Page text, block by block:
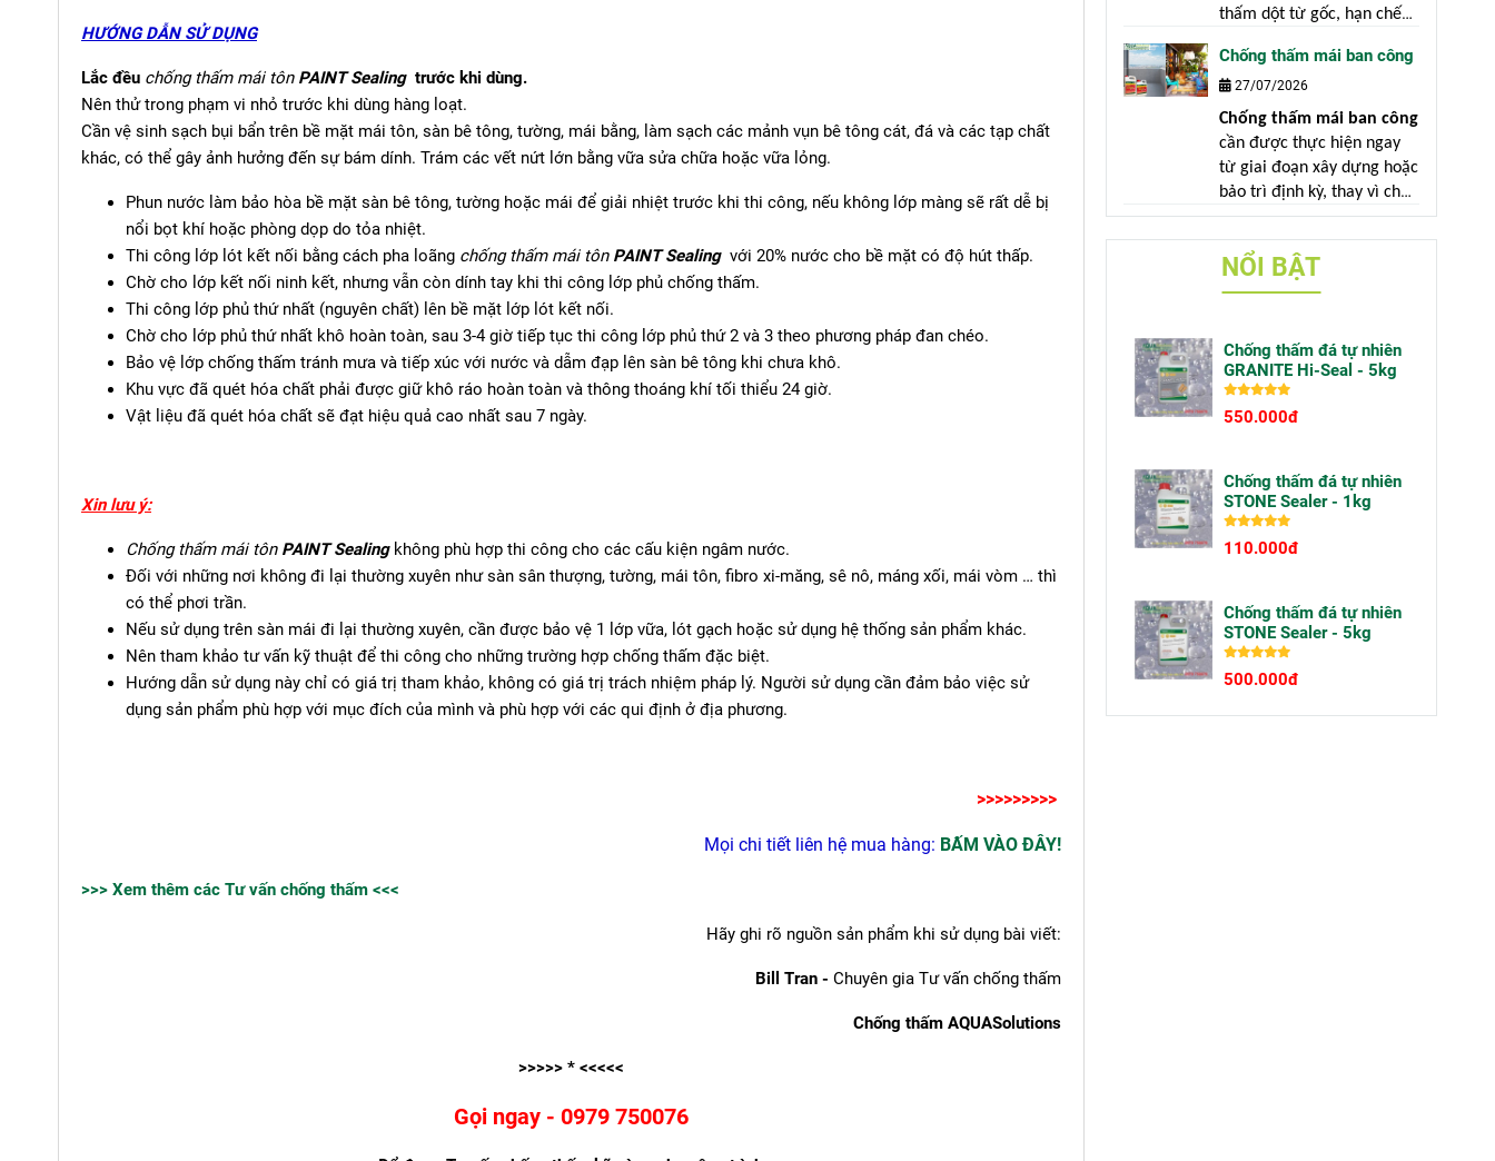
HƯỚNG DẪN SỬ DỤNG
Lắc đều chống thấm mái tôn PAINT Sealing trước khi dùng.
Nên thử trong phạm vi nhỏ trước khi dùng hàng loạt.
Cần vệ sinh sạch bụi bẩn trên bề mặt mái tôn, sàn bê tông, tường, mái bằng, làm sạch các mảnh vụn bê tông cát, đá và các tạp chất
khác, có thể gây ảnh hưởng đến sự bám dính. Trám các vết nứt lớn bằng vữa sửa chữa hoặc vữa lỏng.
Phun nước làm bảo hòa bề mặt sàn bê tông, tường hoặc mái để giải nhiệt trước khi thi công, nếu không lớp màng sẽ rất dễ bị
nổi bọt khí hoặc phòng dọp do tỏa nhiệt.
Thi công lớp lót kết nối bằng cách pha loãng chống thấm mái tôn PAINT Sealingvới 20% nước cho bề mặt có độ hút thấp.
Chờ cho lớp kết nối ninh kết, nhưng vẫn còn dính tay khi thi công lớp phủ chống thấm.
Thi công lớp phủ thứ nhất (nguyên chất) lên bề mặt lớp lót kết nối.
Chờ cho lớp phủ thứ nhất khô hoàn toàn, sau 3-4 giờ tiếp tục thi công lớp phủ thứ 2 và 3 theo phương pháp đan chéo.
Bảo vệ lớp chống thấm tránh mưa và tiếp xúc với nước và dẫm đạp lên sàn bê tông khi chưa khô.
Khu vực đã quét hóa chất phải được giữ khô ráo hoàn toàn và thông thoáng khí tối thiểu 24 giờ.
Vật liệu đã quét hóa chất sẽ đạt hiệu quả cao nhất sau 7 ngày.
Xin lưu ý:
Chống thấm mái tôn PAINT Sealingkhông phù hợp thi công cho các cấu kiện ngâm nước.
Đối với những nơi không đi lại thường xuyên như sàn sân thượng, tường, mái tôn, fibro xi-măng, sê nô, máng xối, mái vòm … thì
có thể phơi trần.
Nếu sử dụng trên sàn mái đi lại thường xuyên, cần được bảo vệ 1 lớp vữa, lót gạch hoặc sử dụng hệ thống sản phẩm khác.
Nên tham khảo tư vấn kỹ thuật để thi công cho những trường hợp chống thấm đặc biệt.
Hướng dẫn sử dụng này chỉ có giá trị tham khảo, không có giá trị trách nhiệm pháp lý. Người sử dụng cần đảm bảo việc sử
dụng sản phẩm phù hợp với mục đích của mình và phù hợp với các qui định ở địa phương.
>>>>>>>>>
Mọi chi tiết liên hệ mua hàng: BẤM VÀO ĐÂY!
>>> Xem thêm các Tư vấn chống thấm <<<
Hãy ghi rõ nguồn sản phẩm khi sử dụng bài viết:
Bill Tran - Chuyên gia Tư vấn chống thấm
Chống thấm AQUASolutions
>>>>> * <<<<<
Gọi ngay - 0979 750076
hoặc bỏ qua những công
thấm dột từ gốc, hạn chế
kết cấu bê tông và giữ giá
trị thẩm mỹ cho ngôi nhà.
Thực tế cho thấy, phần lớn
các công trình bị thấm dột
không phải vì thi công kém,
mà do sử dụng vật liệu
Chống thấm mái ban công
27/07/2026
Chống thấm mái ban công
cần được thực hiện ngay
từ giai đoạn xây dựng hoặc
bảo trì định kỳ, thay vì chờ
đến khi công trình xuất
hiện dấu hiệu hư hỏng.
NỔI BẬT
Chống thấm đá tự nhiên
GRANITE Hi-Seal - 5kg
550.000đ
Chống thấm đá tự nhiên
STONE Sealer - 1kg
110.000đ
Chống thấm đá tự nhiên
STONE Sealer - 5kg
500.000đ